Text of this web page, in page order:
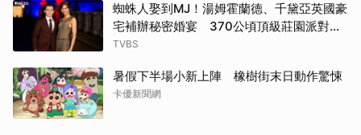
蜘蛛人娶到MJ！湯姆霍蘭德、千黛亞英國豪
宅補辦秘密婚宴 370公頃頂級莊園派對曝
光
TVBS
暑假下半場小新上陣 橡樹街末日動作驚悚
卡優新聞網